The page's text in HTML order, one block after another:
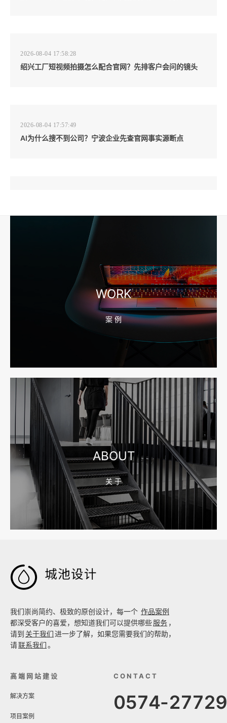
2026-08-04 17:58:28
绍兴工厂短视频拍摄怎么配合官网？先排客户会问的镜头
2026-08-04 17:57:49
AI为什么搜不到公司？宁波企业先查官网事实源断点
宁波高端网站建设公司推荐，移动端验收别放到最后
宁波网站建设报价怎么看？合同、源码和后台要先写清
2026-08-04 17:55:09
宁波制造业网站建设公司怎么选？先看产品询盘字段
2026-08-02 17:58:44
工厂短视频拍摄后，怎样放进官网帮助客户判断实力
WORK
案 例
ABOUT
关 于

我们崇尚简约、极致的原创设计，每一个 作品案例
都深受客户的喜爱，想知道我们可以提供哪些服务 ，
请到 关于我们进一步了解，如果您需要我们的帮助，
请联系我们。
高端网站建设
解决方案
项目案例
CONTACT
0574-